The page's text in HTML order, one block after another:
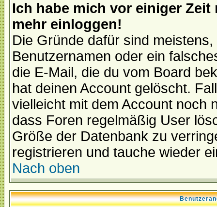
Ich habe mich vor einiger
mehr einloggen!
Die Gründe dafür sind
Benutzernamen oder ein
die E-Mail, die du vom Board
hat deinen Account gelöscht.
vielleicht mit dem Account noch
dass Foren regelmäßig User
Größe der Datenbank zu
registrieren und tauche wieder
Nach oben